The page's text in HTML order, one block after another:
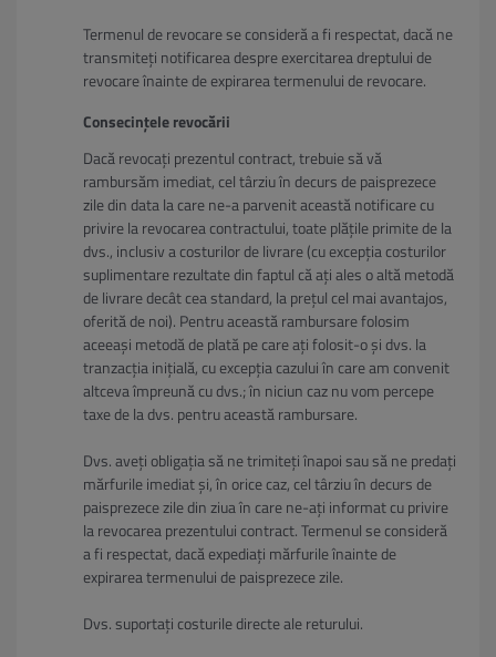
Termenul de revocare se consideră a fi respectat, dacă ne
transmiteți notificarea despre exercitarea dreptului de
revocare înainte de expirarea termenului de revocare.
Consecințele revocării
Dacă revocați prezentul contract, trebuie să vă
rambursăm imediat, cel târziu în decurs de paisprezece
zile din data la care ne-a parvenit această notificare cu
privire la revocarea contractului, toate plățile primite de la
dvs., inclusiv a costurilor de livrare (cu excepția costurilor
suplimentare rezultate din faptul că ați ales o altă metodă
de livrare decât cea standard, la prețul cel mai avantajos,
oferită de noi). Pentru această rambursare folosim
aceeași metodă de plată pe care ați folosit-o și dvs. la
tranzacția inițială, cu excepția cazului în care am convenit
altceva împreună cu dvs.; în niciun caz nu vom percepe
taxe de la dvs. pentru această rambursare.
Dvs. aveți obligația să ne trimiteți înapoi sau să ne predați
mărfurile imediat și, în orice caz, cel târziu în decurs de
paisprezece zile din ziua în care ne-ați informat cu privire
la revocarea prezentului contract. Termenul se consideră
a fi respectat, dacă expediați mărfurile înainte de
expirarea termenului de paisprezece zile.
Dvs. suportați costurile directe ale returului.